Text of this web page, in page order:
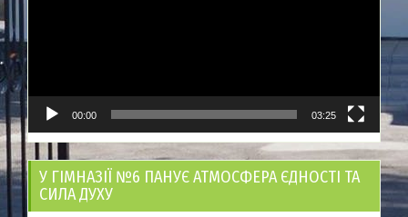
00:00 03:25
У ГІМНАЗІЇ №6 ПАНУЄ АТМОСФЕРА ЄДНОСТІ ТА
СИЛА ДУХУ